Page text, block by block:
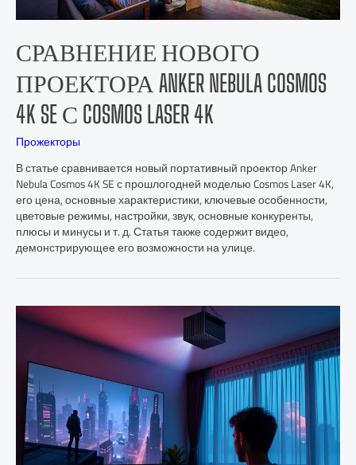
СРАВНЕНИЕ НОВОГО
ПРОЕКТОРА ANKER NEBULA COSMOS
4K SE С COSMOS LASER 4K
Прожекторы
В статье сравнивается новый портативный проектор Anker
Nebula Cosmos 4K SE с прошлогодней моделью Cosmos Laser 4K,
его цена, основные характеристики, ключевые особенности,
цветовые режимы, настройки, звук, основные конкуренты,
плюсы и минусы и т. д. Статья также содержит видео,
демонстрирующее его возможности на улице.